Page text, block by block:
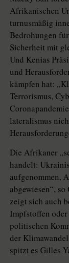
Afrikanischen
turnusmäßig
Bedrohungen
Sicherheit mit
Und Kenias
und
kämpfen hat:
Terrorismus,
lateralismus
Die Afrikaner
handelt:
aufgenommen,
abgewiesen“,
zeigt sich auch
Impfstoffen
politischen
der
spitzt es Gilles